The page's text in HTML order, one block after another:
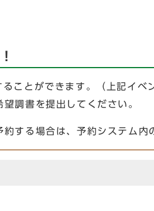
ことができます。（上記イベ
調書を提出してください。
る場合は、予約システム内